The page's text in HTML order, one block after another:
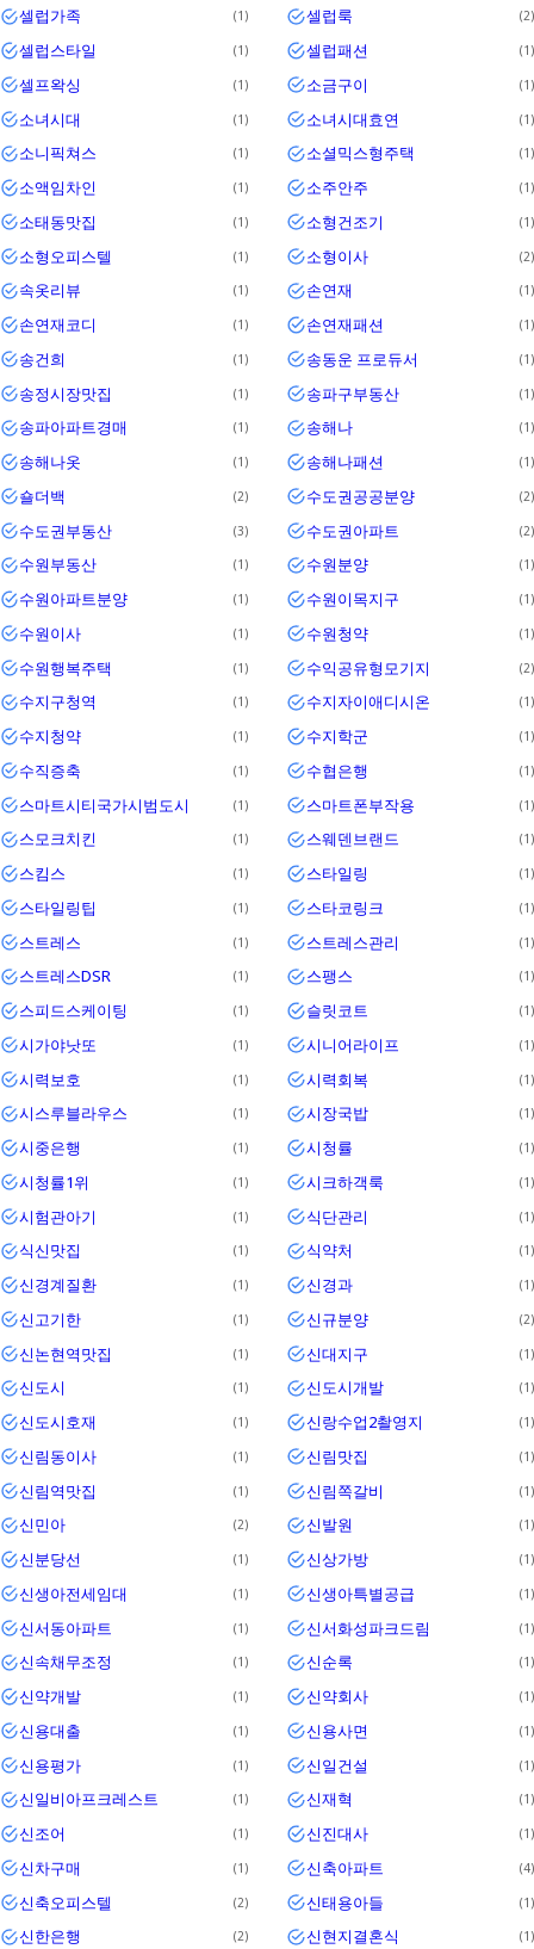
셀럽가족 1 셀럽룩 2
셀럽스타일 1 셀럽패션 1
셀프왁싱 1 소금구이 1
소녀시대 1 소녀시대효연 1
소니픽쳐스 1 소셜믹스형주택 1
소액임차인 1 소주안주 1
소태동맛집 1 소형건조기 1
소형오피스텔 1 소형이사 2
속옷리뷰 1 손연재 1
손연재코디 1 손연재패션 1
송건희 1 송동운 프로듀서 1
송정시장맛집 1 송파구부동산 1
송파아파트경매 1 송해나 1
송해나옷 1 송해나패션 1
숄더백 2 수도권공공분양 2
수도권부동산 3 수도권아파트 2
수원부동산 1 수원분양 1
수원아파트분양 1 수원이목지구 1
수원이사 1 수원청약 1
수원행복주택 1 수익공유형모기지 2
수지구청역 1 수지자이애디시온 1
수지청약 1 수지학군 1
수직증축 1 수협은행 1
스마트시티국가시범도시 1 스마트폰부작용 1
스모크치킨 1 스웨덴브랜드 1
스킴스 1 스타일링 1
스타일링팁 1 스타코링크 1
스트레스 1 스트레스관리 1
스트레스DSR 1 스팽스 1
스피드스케이팅 1 슬릿코트 1
시가야낫또 1 시니어라이프 1
시력보호 1 시력회복 1
시스루블라우스 1 시장국밥 1
시중은행 1 시청률 1
시청률1위 1 시크하객룩 1
시험관아기 1 식단관리 1
식신맛집 1 식약처 1
신경계질환 1 신경과 1
신고기한 1 신규분양 2
신논현역맛집 1 신대지구 1
신도시 1 신도시개발 1
신도시호재 1 신랑수업2촬영지 1
신림동이사 1 신림맛집 1
신림역맛집 1 신림쪽갈비 1
신민아 2 신발원 1
신분당선 1 신상가방 1
신생아전세임대 1 신생아특별공급 1
신서동아파트 1 신서화성파크드림 1
신속채무조정 1 신순록 1
신약개발 1 신약회사 1
신용대출 1 신용사면 1
신용평가 1 신일건설 1
신일비아프크레스트 1 신재혁 1
신조어 1 신진대사 1
신차구매 1 신축아파트 4
신축오피스텔 2 신태용아들 1
신한은행 2 신현지결혼식 1